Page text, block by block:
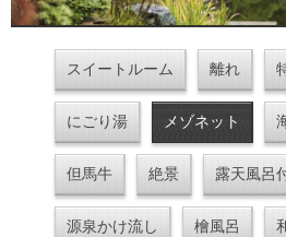
スイートルーム 離れ
にごり湯 メゾネット
但馬牛 絶景 露天風呂
源泉かけ流し 檜風呂